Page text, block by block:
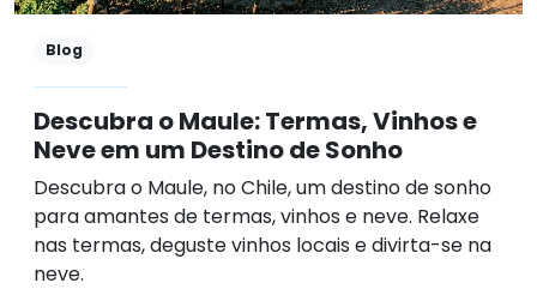
Blog
Descubra o Maule: Termas, Vinhos e
Neve em um Destino de Sonho
Descubra o Maule, no Chile, um destino de sonho
para amantes de termas, vinhos e neve. Relaxe
nas termas, deguste vinhos locais e divirta-se na
neve.